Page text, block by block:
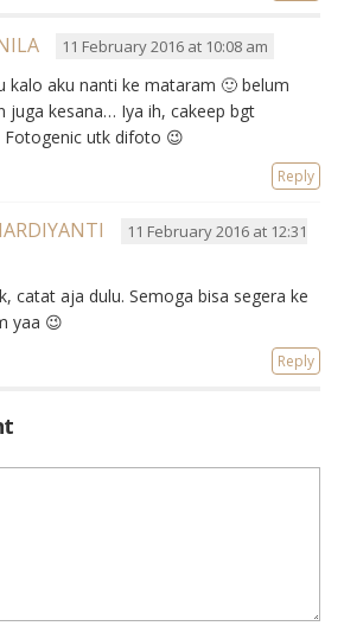
11 February 2016 at 10:08 am
kalo aku nanti ke mataram 🙂 belum
juga kesana… Iya ih, cakeep bgt
Fotogenic utk difoto 😉
Reply
11 February 2016 at 12:31
catat aja dulu. Semoga bisa segera ke
yaa 😉
Reply